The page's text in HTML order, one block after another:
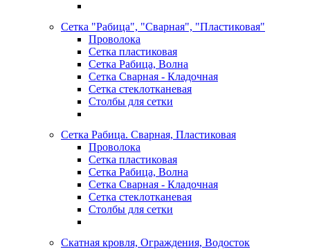
Сетка "Рабица", "Сварная", "Пластиковая"
Проволока
Сетка пластиковая
Сетка Рабица, Волна
Сетка Сварная - Кладочная
Сетка стеклотканевая
Столбы для сетки
Сетка Рабица. Сварная, Пластиковая
Проволока
Сетка пластиковая
Сетка Рабица, Волна
Сетка Сварная - Кладочная
Сетка стеклотканевая
Столбы для сетки
Скатная кровля, Ограждения, Водосток